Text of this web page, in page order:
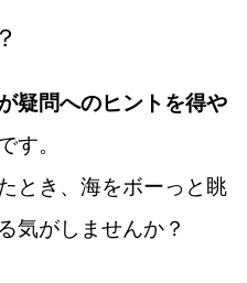
疑問へのヒントを得や
す。
とき、海をボーっと眺
気がしませんか？